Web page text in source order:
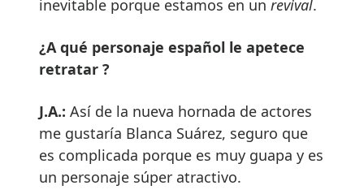
inevitable porque estamos en un revival.
¿A qué personaje español le apetece
retratar ?
J.A.: Así de la nueva hornada de actores
me gustaría Blanca Suárez, seguro que
es complicada porque es muy guapa y es
un personaje súper atractivo.